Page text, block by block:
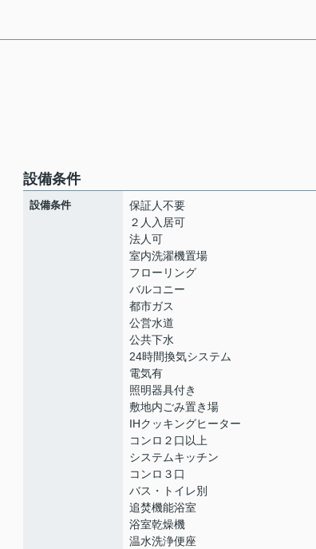
設備条件
設備条件
保証人不要
２人入居可
法人可
室内洗濯機置場
フローリング
バルコニー
都市ガス
公営水道
公共下水
24時間換気システム
電気有
照明器具付き
敷地内ごみ置き場
IHクッキングヒーター
コンロ２口以上
システムキッチン
コンロ３口
バス・トイレ別
追焚機能浴室
浴室乾燥機
温水洗浄便座